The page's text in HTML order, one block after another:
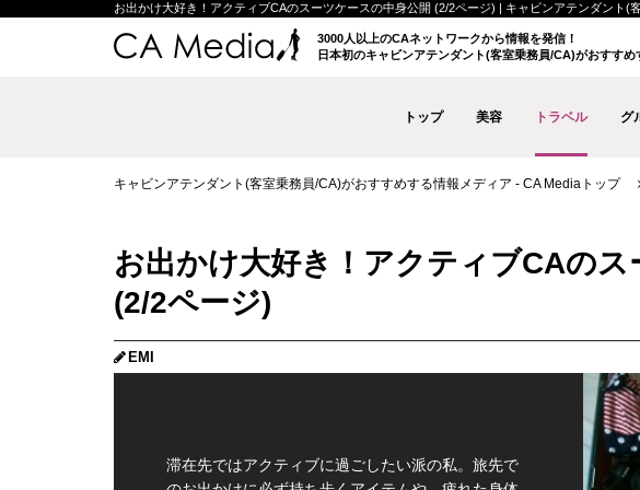
お出かけ大好き！アクティブCAのスーツケースの中身公開 (2/2ページ) | キャビンアテンダント(
3000人以上のCAネットワークから情報を発信！
日本初のキャビンアテンダント(客室乗務員/CA)がおすすめ
トップ 美容 トラベル グ
キャビンアテンダント(客室乗務員/CA)がおすすめする情報メディア - CA Mediaトップ
お出かけ大好き！アクティブCAのス
(2/2ページ)
EMI
滞在先ではアクティブに過ごしたい派の私。旅先で